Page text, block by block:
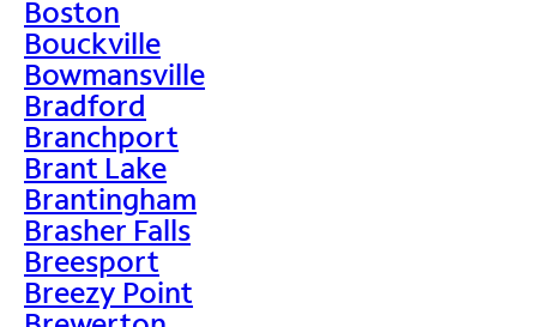
Boston
Bouckville
Bowmansville
Bradford
Branchport
Brant Lake
Brantingham
Brasher Falls
Breesport
Breezy Point